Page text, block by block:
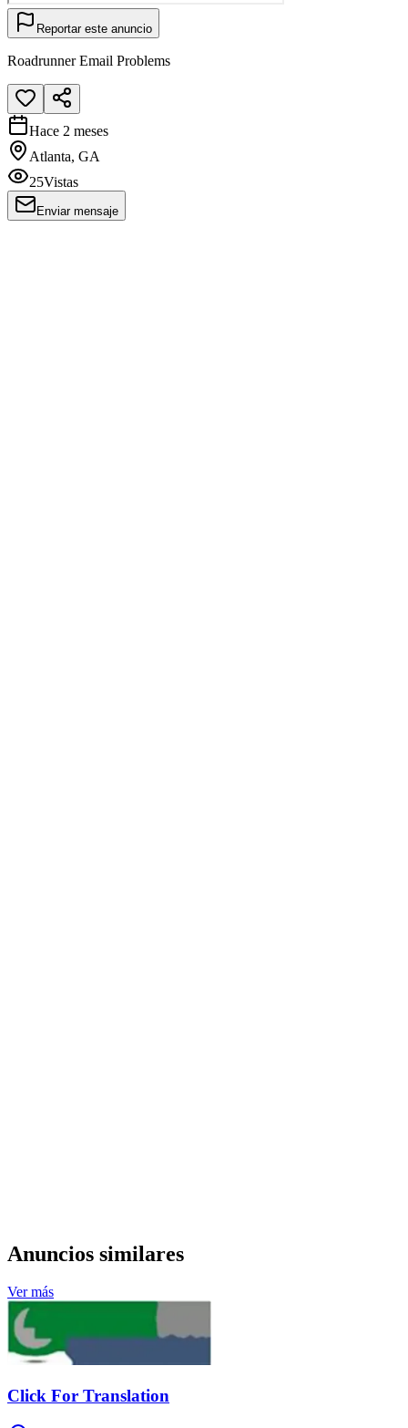
Reportar este anuncio
Roadrunner Email Problems
Hace 2 meses
Atlanta, GA
25Vistas
Enviar mensaje
Anuncios similares
Ver más
Click For Translation